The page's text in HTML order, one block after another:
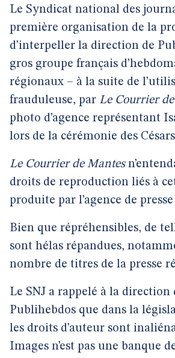
Le Syndicat national des
première organisation de la
d’interpeller la direction de
gros groupe français
régionaux – à la suite de
frauduleuse, par Le Courrier
photo d’agence représentant
lors de la cérémonie des
Le Courrier de Mantes
droits de reproduction liés à
produite par l’agence de
Bien que répréhensibles, de
sont hélas répandues,
nombre de titres de la presse
Le SNJ a rappelé à la direction
Publihebdos que dans la
les droits d’auteur sont
Images n’est pas une banque